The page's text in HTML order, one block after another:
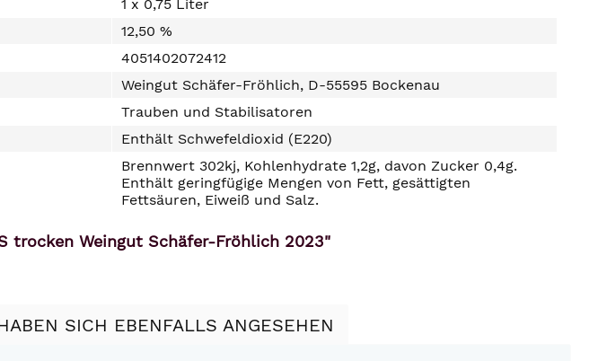
1 x 0,75 Liter
12,50 %
4051402072412
Weingut Schäfer-Fröhlich, D-55595 Bockenau
Trauben und Stabilisatoren
Enthält Schwefeldioxid (E220)
Brennwert 302kj, Kohlenhydrate 1,2g, davon Zucker 0,4g.
Enthält geringfügige Mengen von Fett, gesättigten
Fettsäuren, Eiweiß und Salz.
trocken Weingut Schäfer-Fröhlich 2023"
SICH EBENFALLS ANGESEHEN